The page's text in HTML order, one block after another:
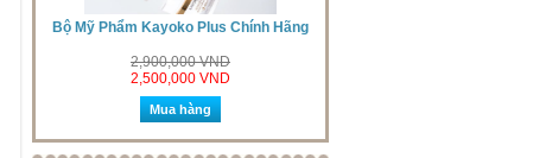
Bộ Mỹ Phẩm Meiya Màu Trắng Chính
Hãng Nhật Bản Cao Cấp
3,500,000 VND
3,200,000 VND
Mua hàng